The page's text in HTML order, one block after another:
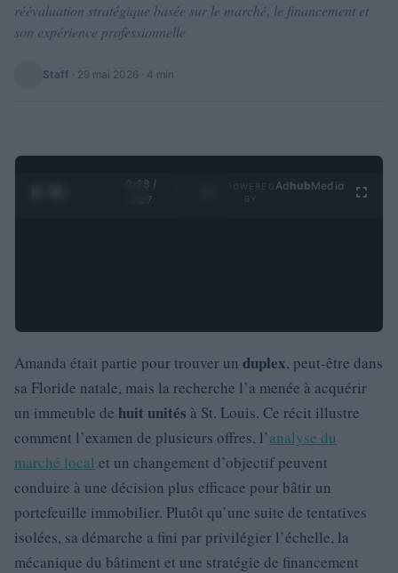
réévaluation stratégique basée sur le marché, le financement et
son expérience professionnelle
Staff · 29 mai 2026 · 4 min
0:29 /
4:27
Ad hubMedia
Amanda était partie pour trouver un duplex, peut-être dans
sa Floride natale, mais la recherche l’a menée à acquérir
un immeuble de huit unités à St. Louis. Ce récit illustre
comment l’examen de plusieurs offres, l’analyse du
marché local et un changement d’objectif peuvent
conduire à une décision plus efficace pour bâtir un
portefeuille immobilier. Plutôt qu’une suite de tentatives
isolées, sa démarche a fini par privilégier l’échelle, la
mécanique du bâtiment et une stratégie de financement